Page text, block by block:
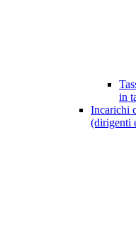
in
Incarichi
(dirigenti